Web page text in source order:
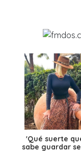
'Qué suerte
sabe guardar